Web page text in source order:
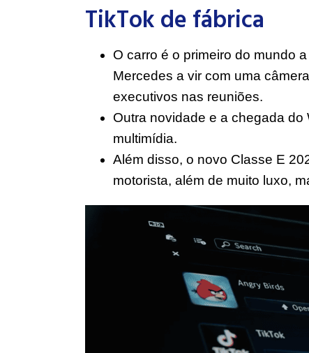
TikTok de fábrica
O carro é o primeiro do mundo
Mercedes a vir com uma
executivos nas reuniões.
Outra novidade e a chegada do
multimídia.
Além disso, o novo Classe E
motorista, além de muito luxo,